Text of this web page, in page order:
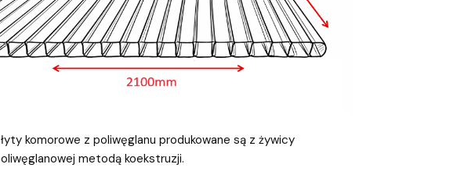
komorowe z poliwęglanu produkowane są z żywicy
metodą koekstruzji.